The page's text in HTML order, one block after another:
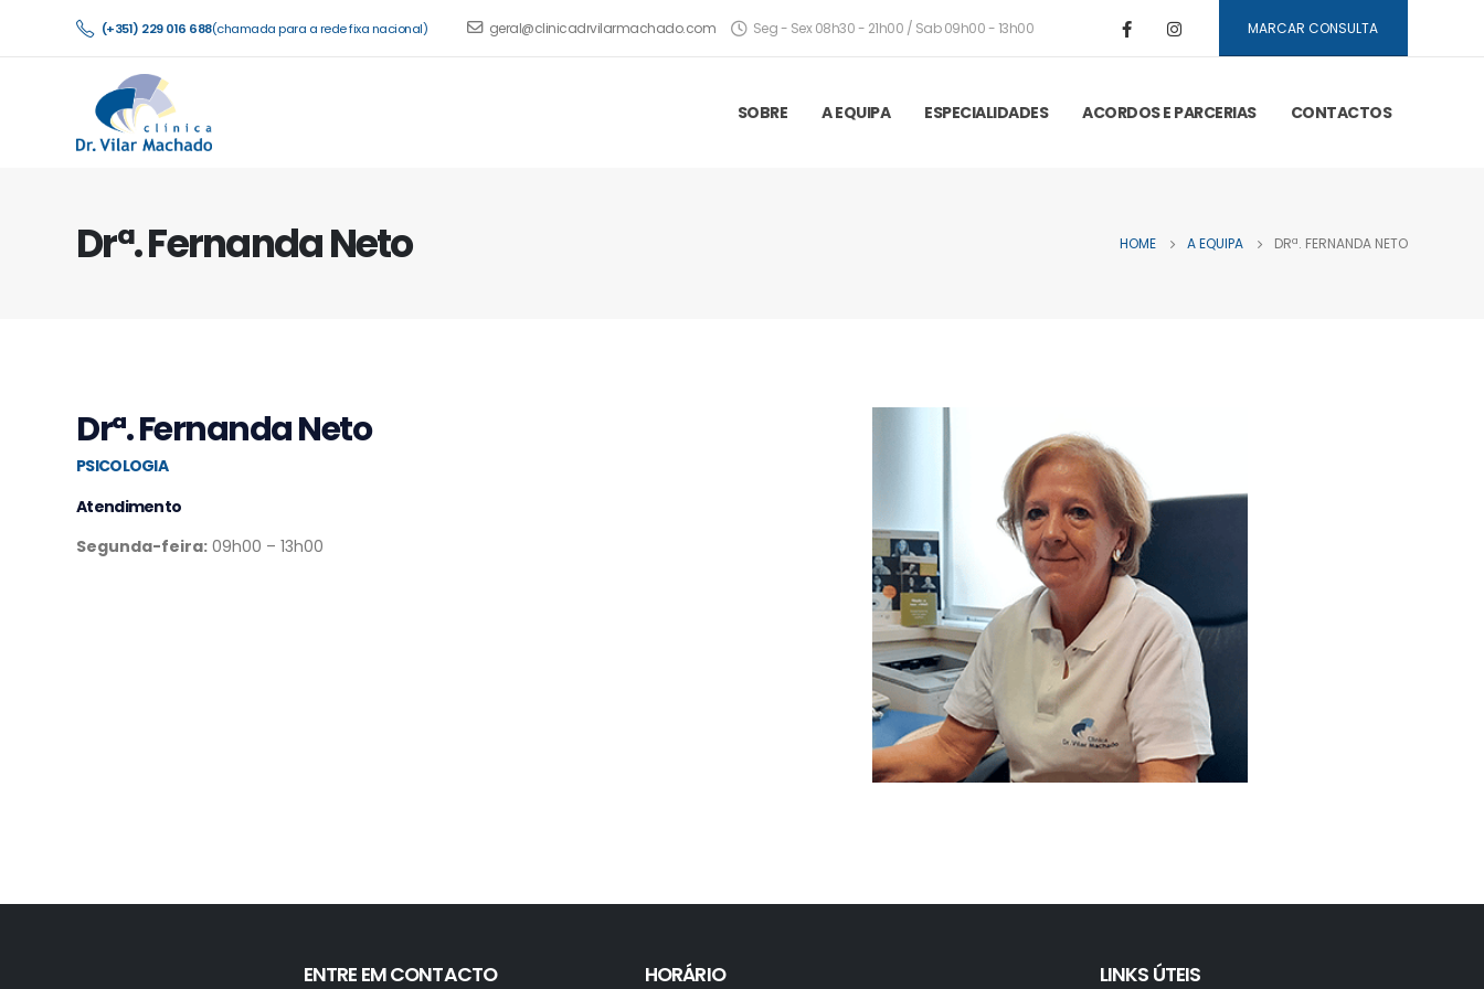
(+351) 229 016 688(chamada para a rede fixa nacional) geral@clinicadrvilarmachado.com Seg - Sex 08h30 - 21h00 / Sab 09h00 - 13h00 MARCAR CONSULTA
SOBRE A EQUIPA ESPECIALIDADES ACORDOS E PARCERIAS CONTACTOS
Drª. Fernanda Neto HOME A EQUIPA DRª. FERNANDA NETO
Drª. Fernanda Neto
PSICOLOGIA
Atendimento
Segunda-feira: 09h00 – 13h00
ENTRE EM CONTACTO HORÁRIO LINKS ÚTEIS